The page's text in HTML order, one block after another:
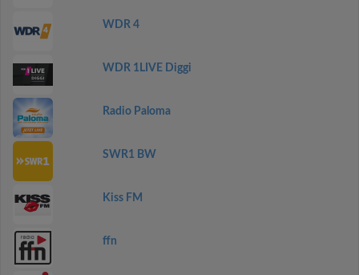
WDR 4
WDR 1LIVE Diggi
Radio Paloma
SWR1 BW
Kiss FM
ffn